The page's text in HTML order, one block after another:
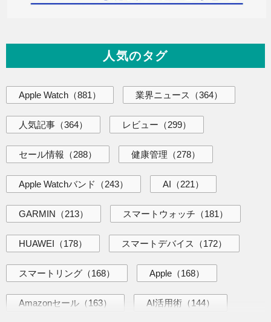
人気のタグ
Apple Watch （881） 業界ニュース （364）
人気記事 （364） レビュー （299）
セール情報 （288） 健康管理 （278）
Apple Watchバンド （243） AI （221）
GARMIN （213） スマートウォッチ （181）
HUAWEI （178） スマートデバイス （172）
スマートリング （168） Apple （168）
Amazonセール （163） AI活用術 （144）